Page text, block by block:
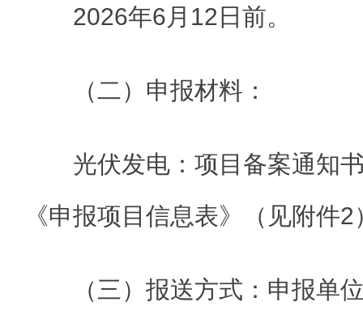
2026年6月12日前。
（二）申报材料：
光伏发电：项目备案通知
《申报项目信息表》（见附件2
（三）报送方式：申报单